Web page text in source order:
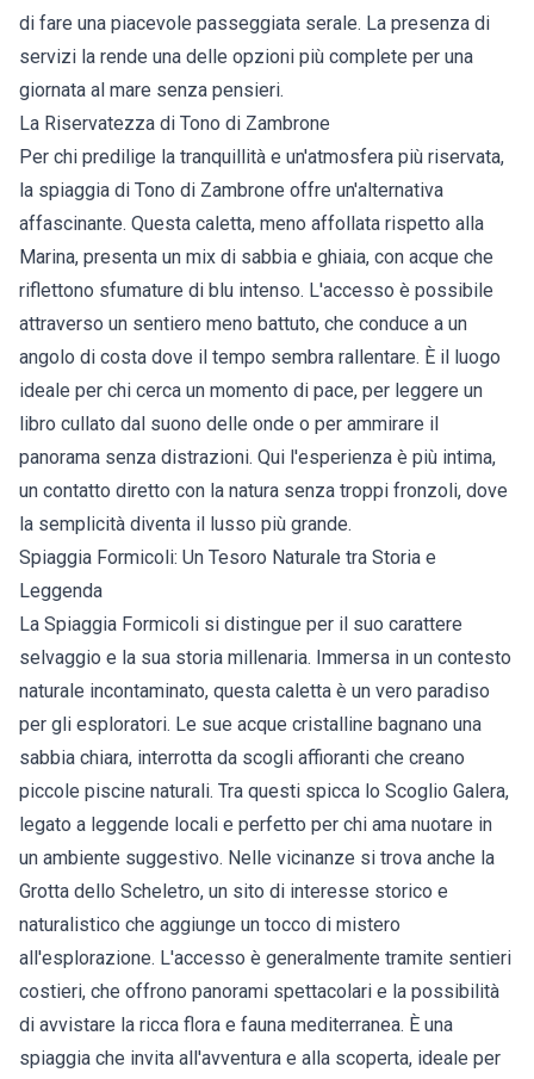
di fare una piacevole passeggiata serale. La presenza di
servizi la rende una delle opzioni più complete per una
giornata al mare senza pensieri.
La Riservatezza di Tono di Zambrone
Per chi predilige la tranquillità e un'atmosfera più riservata,
la spiaggia di Tono di Zambrone offre un'alternativa
affascinante. Questa caletta, meno affollata rispetto alla
Marina, presenta un mix di sabbia e ghiaia, con acque che
riflettono sfumature di blu intenso. L'accesso è possibile
attraverso un sentiero meno battuto, che conduce a un
angolo di costa dove il tempo sembra rallentare. È il luogo
ideale per chi cerca un momento di pace, per leggere un
libro cullato dal suono delle onde o per ammirare il
panorama senza distrazioni. Qui l'esperienza è più intima,
un contatto diretto con la natura senza troppi fronzoli, dove
la semplicità diventa il lusso più grande.
Spiaggia Formicoli: Un Tesoro Naturale tra Storia e
Leggenda
La Spiaggia Formicoli si distingue per il suo carattere
selvaggio e la sua storia millenaria. Immersa in un contesto
naturale incontaminato, questa caletta è un vero paradiso
per gli esploratori. Le sue acque cristalline bagnano una
sabbia chiara, interrotta da scogli affioranti che creano
piccole piscine naturali. Tra questi spicca lo Scoglio Galera,
legato a leggende locali e perfetto per chi ama nuotare in
un ambiente suggestivo. Nelle vicinanze si trova anche la
Grotta dello Scheletro, un sito di interesse storico e
naturalistico che aggiunge un tocco di mistero
all'esplorazione. L'accesso è generalmente tramite sentieri
costieri, che offrono panorami spettacolari e la possibilità
di avvistare la ricca flora e fauna mediterranea. È una
spiaggia che invita all'avventura e alla scoperta, ideale per